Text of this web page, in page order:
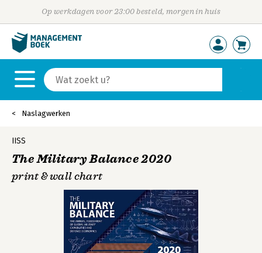
Op werkdagen voor 23:00 besteld, morgen in huis
Naslagwerken
IISS
The Military Balance 2020
print & wall chart